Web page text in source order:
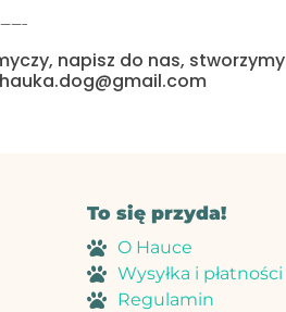
napisz do nas, stworzymy
To się przyda!
O Hauce
Wysyłka i płatności
Regulamin